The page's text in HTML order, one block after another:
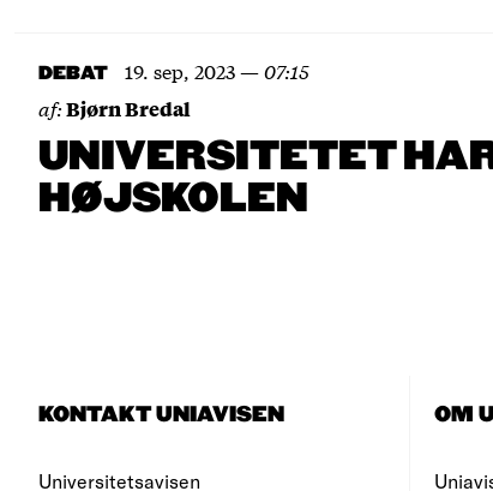
DEBAT 19. sep, 2023—07:15
af:Bjørn Bredal
UNIVERSITETET
HØJSKOLEN
KONTAKT UNIAVISEN
Universitetsavisen
OM